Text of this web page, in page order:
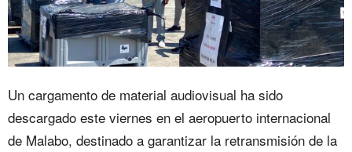
Un cargamento de material audiovisual ha sido
descargado este viernes en el aeropuerto internacional
de Malabo, destinado a garantizar la retransmisión de la